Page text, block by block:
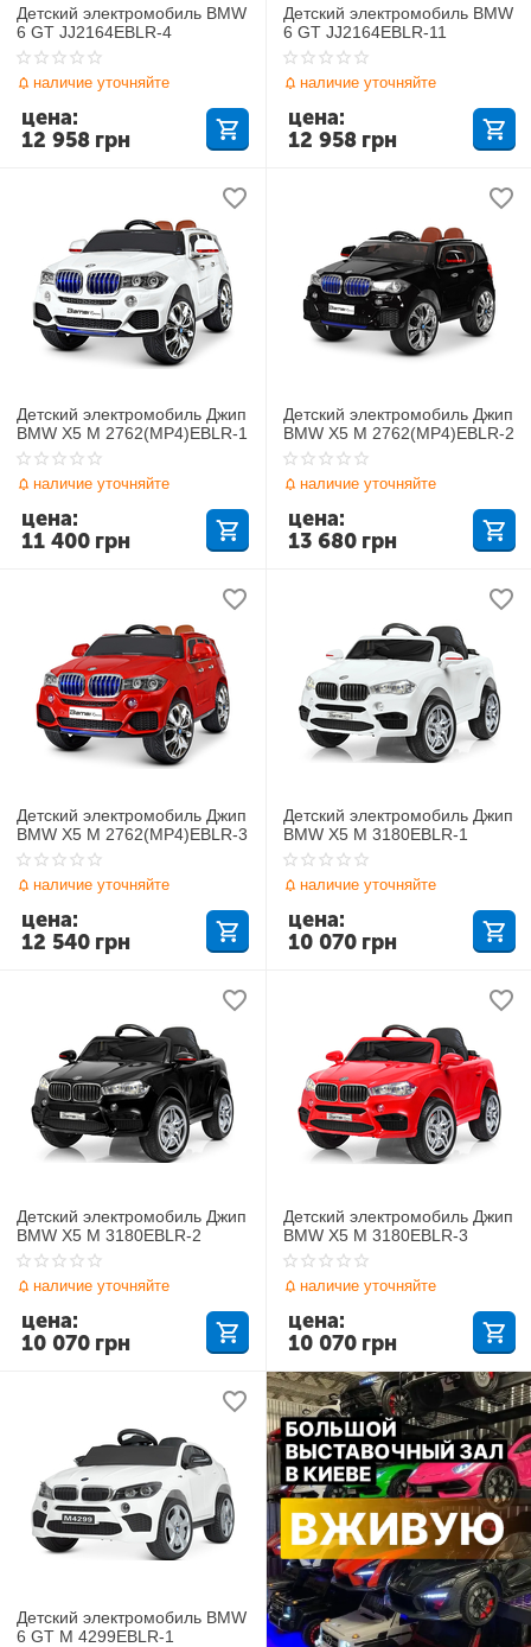
Детский электромобиль BMW
6 GT JJ2164EBLR-4
наличие уточняйте
12 958 грн
цена:
Детский электромобиль BMW
6 GT JJ2164EBLR-11
наличие уточняйте
12 958 грн
цена:
Детский электромобиль Джип
BMW X5 M 2762(MP4)EBLR-1
наличие уточняйте
11 400 грн
цена:
Детский электромобиль Джип
BMW X5 M 2762(MP4)EBLR-2
наличие уточняйте
13 680 грн
цена:
Детский электромобиль Джип
BMW X5 M 2762(MP4)EBLR-3
наличие уточняйте
12 540 грн
цена:
Детский электромобиль Джип
BMW X5 M 3180EBLR-1
наличие уточняйте
10 070 грн
цена:
Детский электромобиль Джип
BMW X5 M 3180EBLR-2
наличие уточняйте
10 070 грн
цена:
Детский электромобиль Джип
BMW X5 M 3180EBLR-3
наличие уточняйте
10 070 грн
цена:
Детский электромобиль BMW
6 GT M 4299EBLR-1